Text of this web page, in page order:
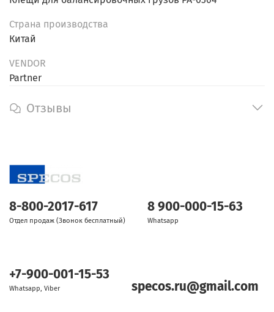
Страна производства
Китай
VENDOR
Partner
Отзывы
8-800-2017-617
Отдел продаж (Звонок бесплатный)
8 900-000-15-63
Whatsapp
+7-900-001-15-53
Whatsapp, Viber specos.ru@gmail.com